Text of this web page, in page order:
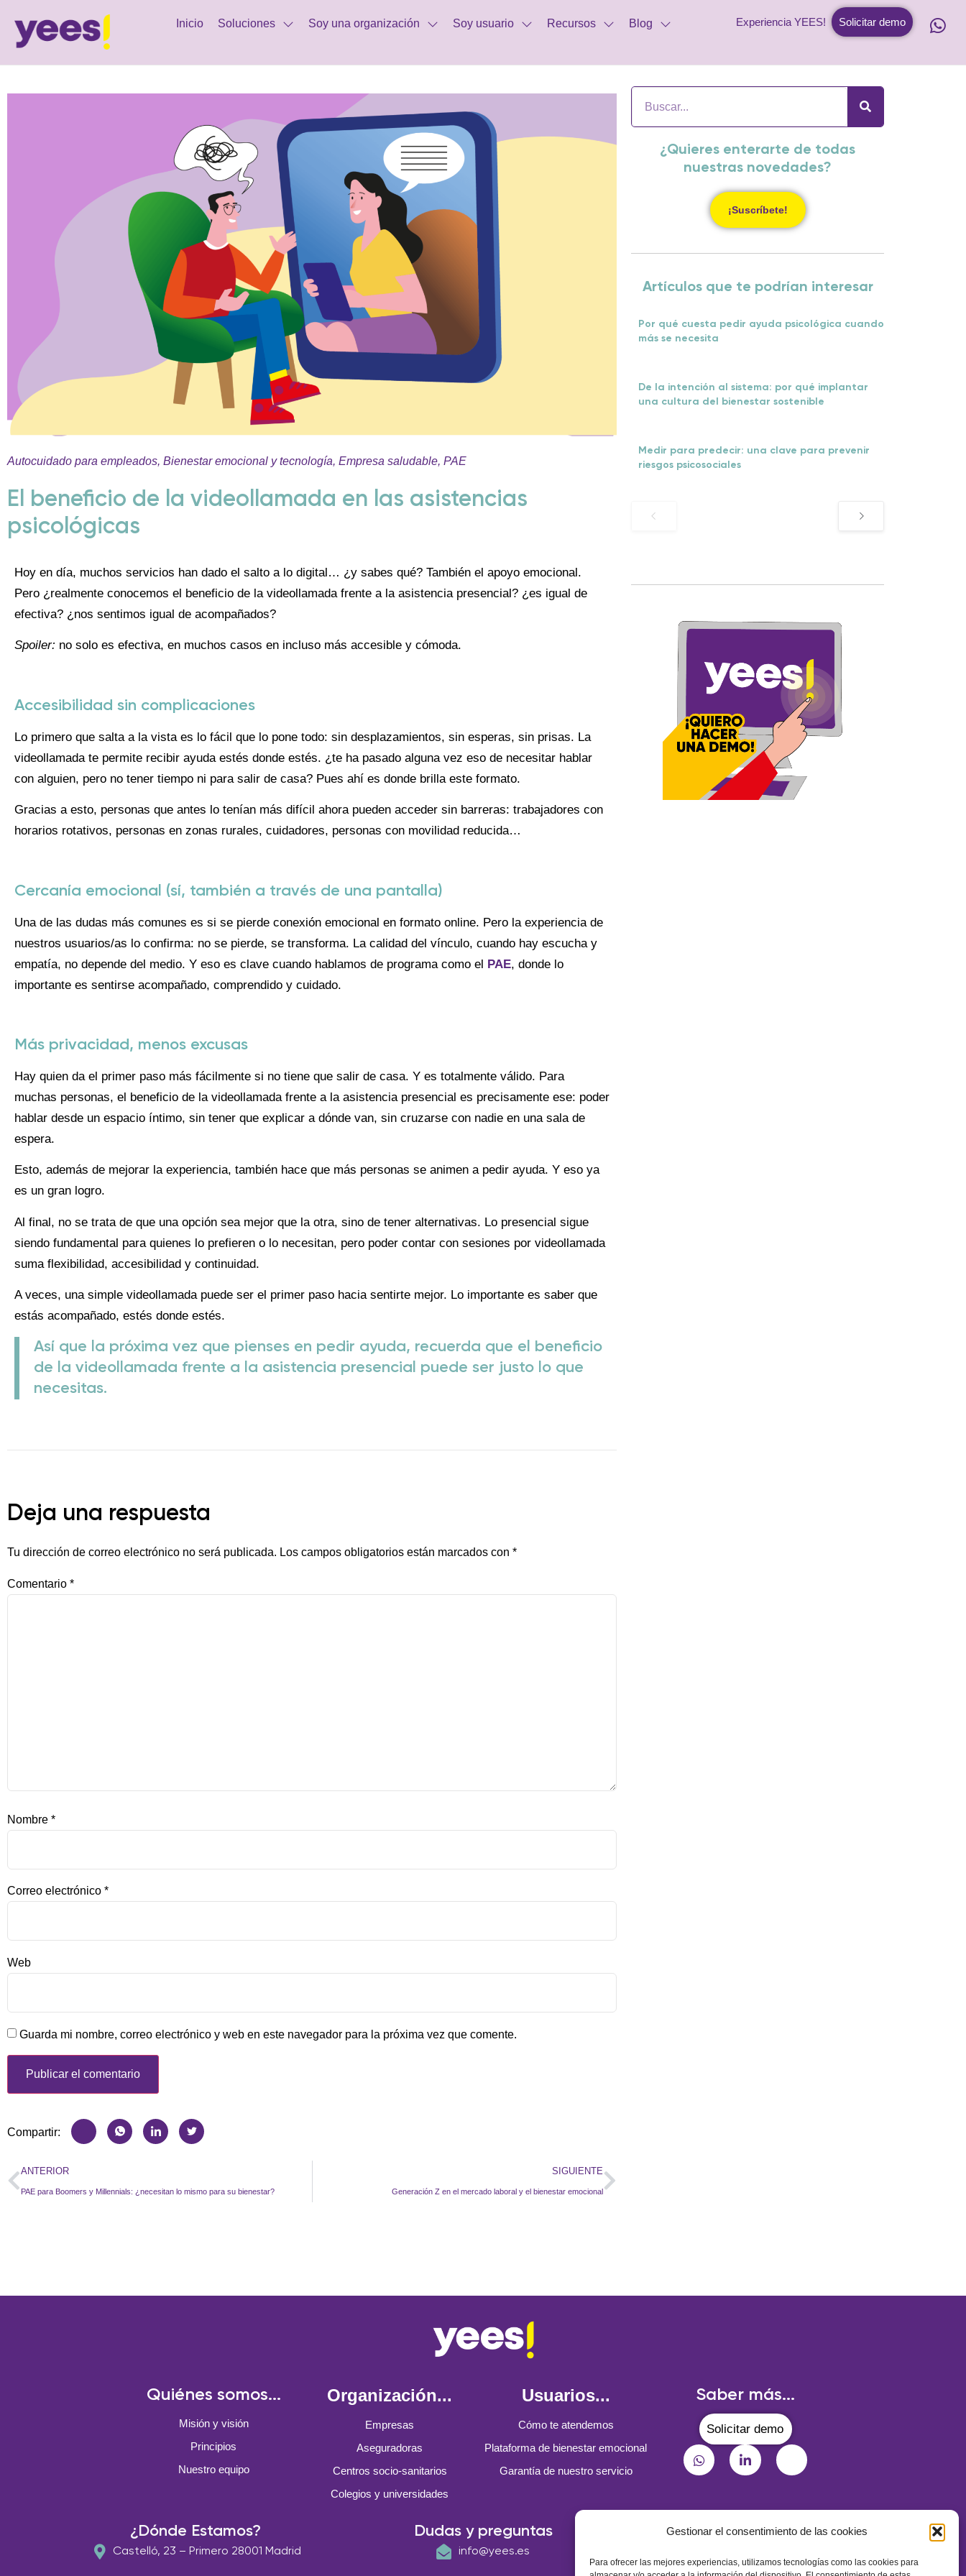
Gestionar el consentimiento de las cookies
Para ofrecer las mejores experiencias, utilizamos tecnologías como las cookies para
Inicio Soluciones Soy una organización Soy usuario Recursos Blog Experiencia YEES! Solicitar demo
Autocuidado para empleados, Bienestar emocional y tecnología, Empresa saludable, PAE
El beneficio de la videollamada en las asistencias
psicológicas
Hoy en día, muchos servicios han dado el salto a lo digital… ¿y sabes qué? También el apoyo emocional.
Pero ¿realmente conocemos el beneficio de la videollamada frente a la asistencia presencial? ¿es igual de
efectiva? ¿nos sentimos igual de acompañados?
Spoiler: no solo es efectiva, en muchos casos en incluso más accesible y cómoda.
Accesibilidad sin complicaciones
Lo primero que salta a la vista es lo fácil que lo pone todo: sin desplazamientos, sin esperas, sin prisas. La
videollamada te permite recibir ayuda estés donde estés. ¿te ha pasado alguna vez eso de necesitar hablar
con alguien, pero no tener tiempo ni para salir de casa? Pues ahí es donde brilla este formato.
Gracias a esto, personas que antes lo tenían más difícil ahora pueden acceder sin barreras: trabajadores con
horarios rotativos, personas en zonas rurales, cuidadores, personas con movilidad reducida…
Cercanía emocional (sí, también a través de una pantalla)
Una de las dudas más comunes es si se pierde conexión emocional en formato online. Pero la experiencia de
nuestros usuarios/as lo confirma: no se pierde, se transforma. La calidad del vínculo, cuando hay escucha y
empatía, no depende del medio. Y eso es clave cuando hablamos de programa como el PAE, donde lo
importante es sentirse acompañado, comprendido y cuidado.
Más privacidad, menos excusas
Hay quien da el primer paso más fácilmente si no tiene que salir de casa. Y es totalmente válido. Para
muchas personas, el beneficio de la videollamada frente a la asistencia presencial es precisamente ese: poder
hablar desde un espacio íntimo, sin tener que explicar a dónde van, sin cruzarse con nadie en una sala de
espera.
Esto, además de mejorar la experiencia, también hace que más personas se animen a pedir ayuda. Y eso ya
es un gran logro.
Al final, no se trata de que una opción sea mejor que la otra, sino de tener alternativas. Lo presencial sigue
siendo fundamental para quienes lo prefieren o lo necesitan, pero poder contar con sesiones por videollamada
suma flexibilidad, accesibilidad y continuidad.
A veces, una simple videollamada puede ser el primer paso hacia sentirte mejor. Lo importante es saber que
estás acompañado, estés donde estés.
Así que la próxima vez que pienses en pedir ayuda, recuerda que el beneficio
de la videollamada frente a la asistencia presencial puede ser justo lo que
necesitas.
Deja una respuesta
Tu dirección de correo electrónico no será publicada. Los campos obligatorios están marcados con *
Comentario *
Nombre *
Correo electrónico *
Web
Guarda mi nombre, correo electrónico y web en este navegador para la próxima vez que comente.
Compartir:
ANTERIOR
PAE para Boomers y Millennials: ¿necesitan lo mismo para su bienestar?
SIGUIENTE
Generación Z en el mercado laboral y el bienestar emocional
¿Quieres enterarte de todas
nuestras novedades?
¡Suscríbete!
Artículos que te podrían interesar
Por qué cuesta pedir ayuda psicológica cuando
más se necesita
De la intención al sistema: por qué implantar
una cultura del bienestar sostenible
Medir para predecir: una clave para prevenir
riesgos psicosociales
Quiénes somos...
Misión y visión
Principios
Nuestro equipo
Organización...
Empresas
Aseguradoras
Centros socio-sanitarios
Colegios y universidades
Usuarios...
Cómo te atendemos
Plataforma de bienestar emocional
Garantía de nuestro servicio
Saber más...
Solicitar demo
¿Dónde Estamos?
Castelló, 23 – Primero 28001 Madrid
Dudas y preguntas
info@yees.es